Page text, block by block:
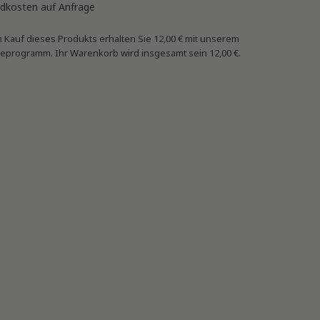
auf Anfrage
Kauf dieses Produkts erhalten Sie 12,00 €mit unserem
Ihr Warenkorb wird insgesamt sein 12,00 €.